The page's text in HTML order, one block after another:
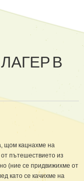
В
щом кацнахме на
пътешествието из
(ние се придвижихме от
като се качихме на